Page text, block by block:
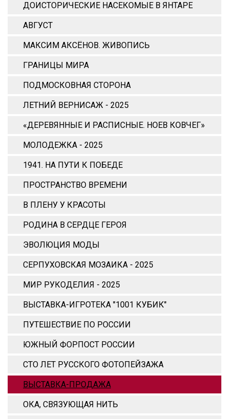
ДОИСТОРИЧЕСКИЕ НАСЕКОМЫЕ В ЯНТАРЕ
АВГУСТ
МАКСИМ АКСЁНОВ. ЖИВОПИСЬ
ГРАНИЦЫ МИРА
ПОДМОСКОВНАЯ СТОРОНА
ЛЕТНИЙ ВЕРНИСАЖ - 2025
«ДЕРЕВЯННЫЕ И РАСПИСНЫЕ. НОЕВ КОВЧЕГ»
МОЛОДЕЖКА - 2025
1941. НА ПУТИ К ПОБЕДЕ
ПРОСТРАНСТВО ВРЕМЕНИ
В ПЛЕНУ У КРАСОТЫ
РОДИНА В СЕРДЦЕ ГЕРОЯ
ЭВОЛЮЦИЯ МОДЫ
СЕРПУХОВСКАЯ МОЗАИКА - 2025
МИР РУКОДЕЛИЯ - 2025
ВЫСТАВКА-ИГРОТЕКА "1001 КУБИК"
ПУТЕШЕСТВИЕ ПО РОССИИ
ЮЖНЫЙ ФОРПОСТ РОССИИ
СТО ЛЕТ РУССКОГО ФОТОПЕЙЗАЖА
ВЫСТАВКА-ПРОДАЖА
ОКА, СВЯЗУЮЩАЯ НИТЬ